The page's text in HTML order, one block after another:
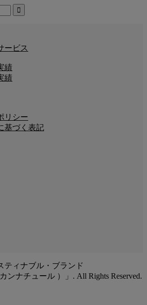
ービス
績
績
リシー
基づく表記
ティナブル・ブランド
ンナチュール ）」. All Rights Reserved.